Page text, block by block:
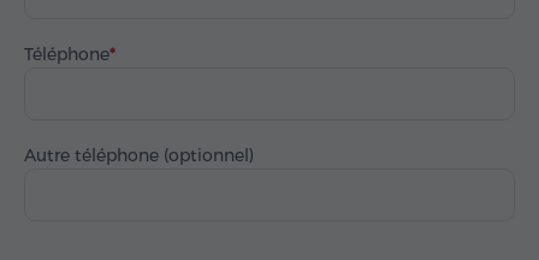
Téléphone
Autre téléphone (optionnel)